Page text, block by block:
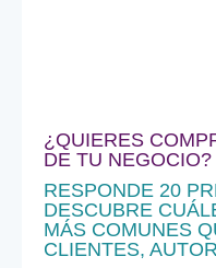
¿QUIERES
DE TU NEGOCIO?
RESPONDE 20
DESCUBRE
MÁS COMUNES
CLIENTES,